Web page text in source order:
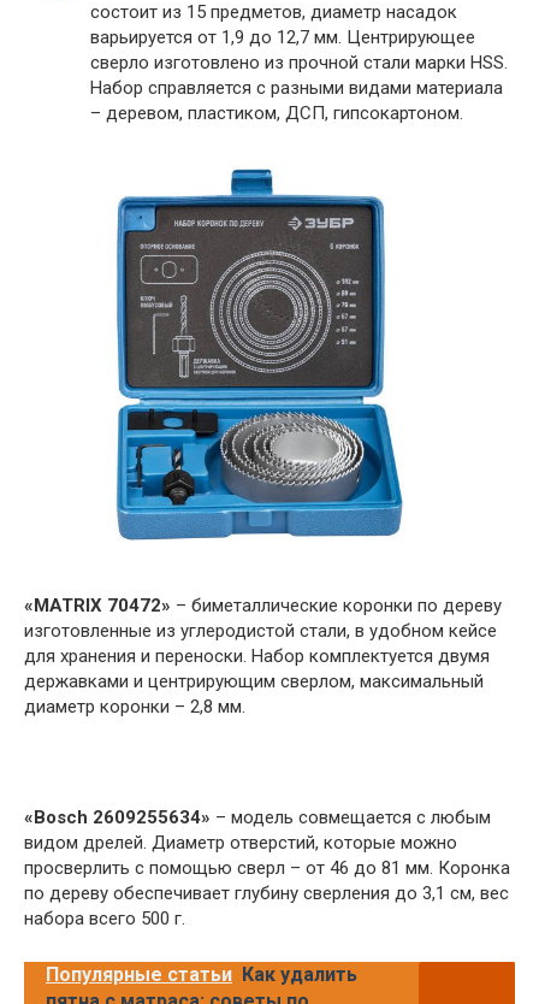
состоит из 15 предметов, диаметр насадок
варьируется от 1,9 до 12,7 мм. Центрирующее
сверло изготовлено из прочной стали марки HSS.
Набор справляется с разными видами материала
– деревом, пластиком, ДСП, гипсокартоном.
«MATRIX 70472» – биметаллические коронки по дереву
изготовленные из углеродистой стали, в удобном кейсе
для хранения и переноски. Набор комплектуется двумя
державками и центрирующим сверлом, максимальный
диаметр коронки – 2,8 мм.
«Bosch 2609255634» – модель совмещается с любым
видом дрелей. Диаметр отверстий, которые можно
просверлить с помощью сверл – от 46 до 81 мм. Коронка
по дереву обеспечивает глубину сверления до 3,1 см, вес
набора всего 500 г.
Популярные статьи Как удалить